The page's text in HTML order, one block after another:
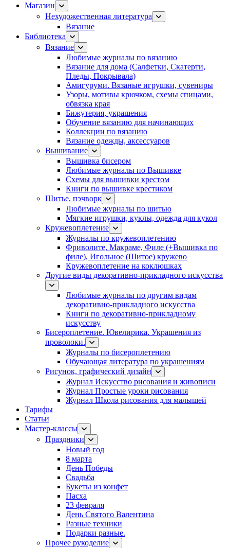
Магазин
Нехудожественная литература
Вязание
Библиотека
Вязание
Любимые журналы по вязанию
Вязание для дома (Салфетки, Скатерти,
Пледы, Покрывала)
Амигуруми. Вязаные игрушки, сувениры
Узоры, мотивы крючком, схемы спицами,
обвязка края
Бижутерия, украшения
Обучение вязанию для начинающих
Коллекции по вязанию
Вязание одежды, аксессуаров
Вышивание
Вышивка бисером
Любимые журналы по Вышивке
Схемы для вышивки крестом
Книги по вышивке крестиком
Шитье, пэчворк
Любимые журналы по шитью
Мягкие игрушки, куклы, одежда для кукол
Кружевоплетение
Журналы по кружевоплетению
Фриволите, Макраме, Филе (+Вышивка по
филе), Игольное (Шитое) кружево
Кружевоплетение на коклюшках
Другие виды декоративно-прикладного искусства
Любимые журналы по другим видам
декоративно-прикладного искусства
Книги по декоративно-прикладному
искусству
Бисероплетение. Ювелирика. Украшения из
проволоки.
Журналы по бисероплетению
Обучающая литература по украшениям
Рисунок, графический дизайн
Журнал Искусство рисования и живописи
Журнал Простые уроки рисования
Журнал Школа рисования для малышей
Тарифы
Статьи
Мастер-классы
Праздники
Новый год
8 марта
День Победы
Свадьба
Букеты из конфет
Пасха
23 февраля
День Святого Валентина
Разные техники
Подарки разные.
Прочее рукоделие